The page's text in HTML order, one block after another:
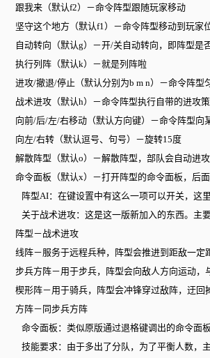
跟我来（默认f2）－命令阵型跟随玩家移动
坚守这个地方（默认f1）－命令阵型移动到玩家
自动转向（默认g）－开/关自动转向，即阵型是
执行列阵（默认k）－就是列阵啦
进攻/撤退/停止（默认分别为b m n）－命令阵型
战术进攻（默认h）－命令阵型执行自带的进攻
向前/后/左/右移动（默认方向键）－命令阵型向
向左/右转（默认逗号、句号）－旋转15度
解散阵型（默认o）－解散阵型，部队会自动进攻
命令面板（默认x）－打开阵型的命令面板，后面
阵型AI：在键设置中有这么一项可以开关，这
关于战术进攻：这是这一版新加入的东西。主
阵型－战术进攻
线阵－服务于远程兵种，阵型会推进到距敌一定
步兵方阵－用于步兵，阵型会向敌人方向运动，
楔形阵－用于骑兵，阵型会冲锋穿过敌阵，迂回
方阵－同步兵方阵
命令面板：类似原版通过退格键调出的命令面
技能要求：由于多出了分队，为了平衡人数，